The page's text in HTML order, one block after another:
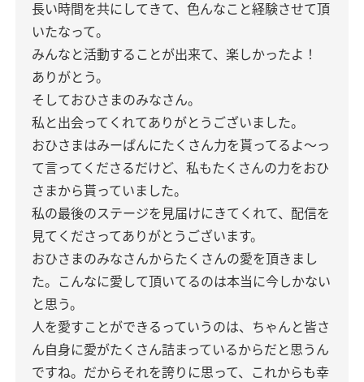
長い時間を共にしてきて、色んなこと経験させて頂
いたなって。
みんなと活動することが出来て、楽しかったよ！
ありがとう。
そしておひさまのみなさん。
私と出会ってくれてありがとうございました。
おひさまはみーぱんにたくさん力を貰ってるよ〜っ
て言ってくださるだけど、私もたくさんの力をおひ
さまから貰っていました。
私の最後のステージを見届けにきてくれて、配信を
見てくださってありがとうございます。
おひさまのみなさんからたくさんの愛を頂きまし
た。こんなに愛して頂いてるのは本当に今しかない
と思う。
人を愛すことができるっていうのは、ちゃんと皆さ
ん自身に愛がたくさん詰まっているからだと思うん
ですね。だからそれを誇りに思って、これからも幸